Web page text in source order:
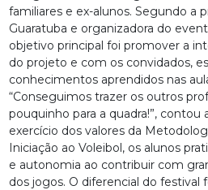
familiares e ex-alunos. Segundo a
Guaratuba e organizadora do
objetivo principal foi promover a
do projeto e com os convidados,
conhecimentos aprendidos nas
“Conseguimos trazer os outros
pouquinho para a quadra!”, contou
exercício dos valores da
Iniciação ao Voleibol, os alunos
e autonomia ao contribuir com
dos jogos. O diferencial do festival